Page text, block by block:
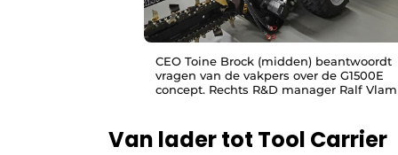
CEO Toine Brock (midden) beantwoordt
vragen van de vakpers over de G1500E
concept. Rechts R&D manager Ralf
Van lader tot Tool Carrier